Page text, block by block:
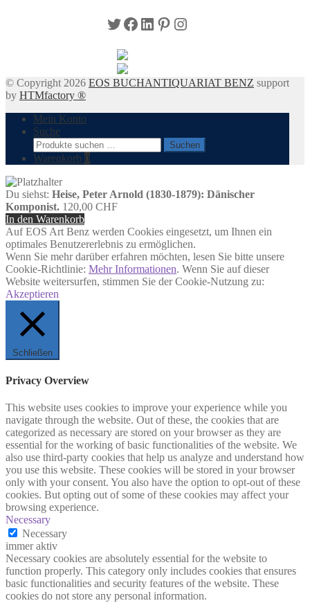
Twitter
Facebook
LinkedIn
Pinterest
Instagram
© Copyright 2026 EOS BUCHANTIQUARIAT BENZ support
by HTMfactory ®
Mein Konto
Suche
Suchen
nach:
Suchen
Warenkorb 0
Du siehst: Heise, Peter Arnold (1830-1879): Dänischer
Komponist. 120,00 CHF
In den Warenkorb
Auf EOS Art Benz werden Cookies eingesetzt, um Ihnen ein
optimales Benutzererlebnis zu ermöglichen.
Wenn Sie mehr darüber erfahren möchten, lesen Sie bitte unsere
Cookie-Richtlinie: Mehr Informationen. Wenn Sie auf dieser
Website weitersurfen, stimmen Sie der Cookie-Nutzung zu:
Akzeptieren
Schließen
Privacy Overview
This website uses cookies to improve your experience while you
navigate through the website. Out of these, the cookies that are
categorized as necessary are stored on your browser as they are
essential for the working of basic functionalities of the website. We
also use third-party cookies that help us analyze and understand how
you use this website. These cookies will be stored in your browser
only with your consent. You also have the option to opt-out of these
cookies. But opting out of some of these cookies may affect your
browsing experience.
Necessary
Necessary
immer aktiv
Necessary cookies are absolutely essential for the website to
function properly. This category only includes cookies that ensures
basic functionalities and security features of the website. These
cookies do not store any personal information.